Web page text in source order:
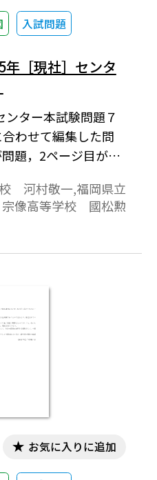
入試問題
年［現社］センタ
ター本試験問題７
わせて編集した問
題，2ページ目が解
河村敬一,福岡県立
宗像高等学校 國松勲
お気に入りに追加